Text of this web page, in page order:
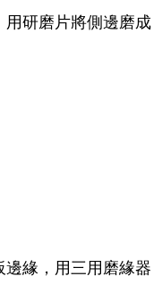
用研磨片將側邊磨成
邊緣，用三用磨緣器